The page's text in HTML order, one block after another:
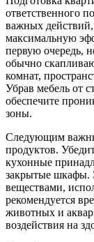
ответственного
важных действий,
максимальную
первую очередь,
обычно
комнат,
Убрав мебель от
обеспечите
зоны.
Следующим
продуктов.
кухонные
закрытые шкафы.
веществами,
рекомендуется
животных и
воздействия на